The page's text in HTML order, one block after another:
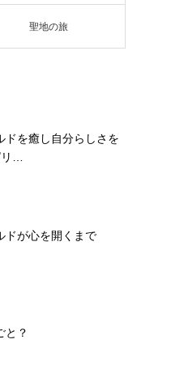
聖地の旅
ドを癒し自分らしさを
…
ドが心を開くまで
と？